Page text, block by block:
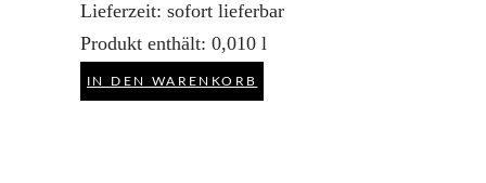
Lieferzeit: sofort lieferbar
Produkt enthält: 0,010 l
IN DEN WARENKORB